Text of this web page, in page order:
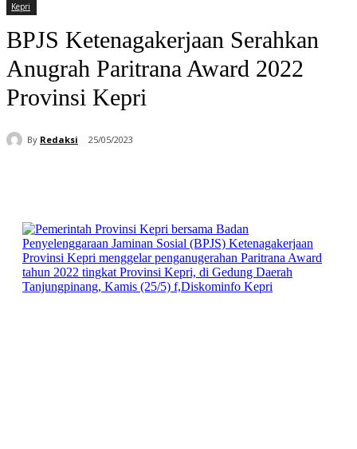
Kepri
BPJS Ketenagakerjaan Serahkan
Anugrah Paritrana Award 2022
Provinsi Kepri
By Redaksi 25/05/2023